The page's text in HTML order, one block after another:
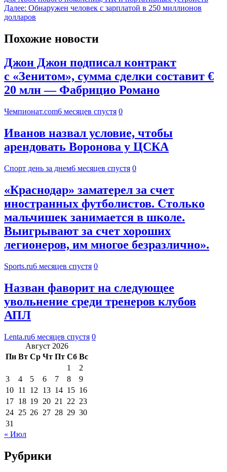
Далее: Обнаружен человек с зарплатой в 250 миллионов
долларов
Похожие новости
Джон Джон подписал контракт
с «Зенитом», сумма сделки составит €
20 млн — Фабрицио Романо
Чемпионат.com6 месяцев спустя 0
Иванов назвал условие, чтобы
арендовать Воронова у ЦСКА
Спорт день за днем6 месяцев спустя 0
«Краснодар» заматерел за счет
иностранных футболистов. Столько
мальчишек занимается в школе.
Выигрывают за счет хороших
легионеров, им многое безразлично».
Sports.ru6 месяцев спустя 0
Назван фаворит на следующее
увольнение среди тренеров клубов
АПЛ
Lenta.ru6 месяцев спустя 0
Август 2026
Пн Вт Ср Чт Пт Сб Вс
1
2
3
4 5 6 7 8
9
10 11 12 13 14 15 16
17 18 19 20 21 22 23
24 25 26 27 28 29 30
31
« Июл
Рубрики